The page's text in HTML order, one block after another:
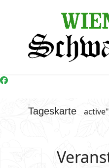
Tageskarte